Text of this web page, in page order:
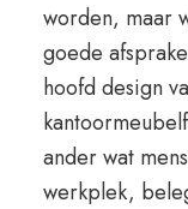
worden, maar
goede
hoofd design
ander wat
werkplek,